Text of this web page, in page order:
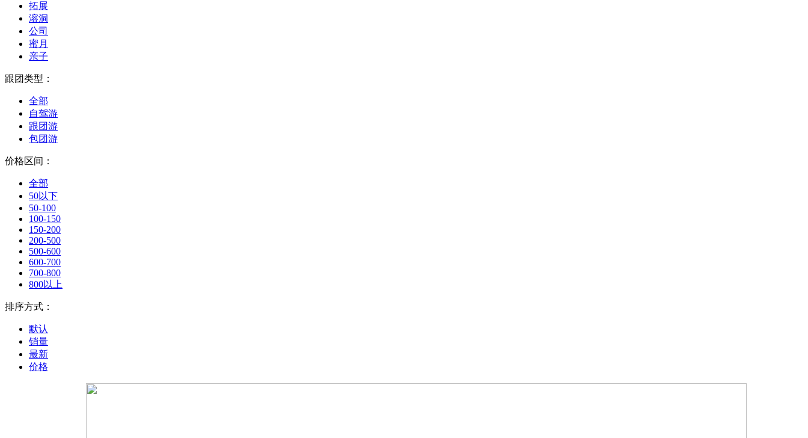
拓展
溶洞
公司
蜜月
亲子
跟团类型：
全部
自驾游
跟团游
包团游
价格区间：
全部
50以下
50-100
100-150
150-200
200-500
500-600
600-700
700-800
800以上
排序方式：
默认
销量
最新
价格